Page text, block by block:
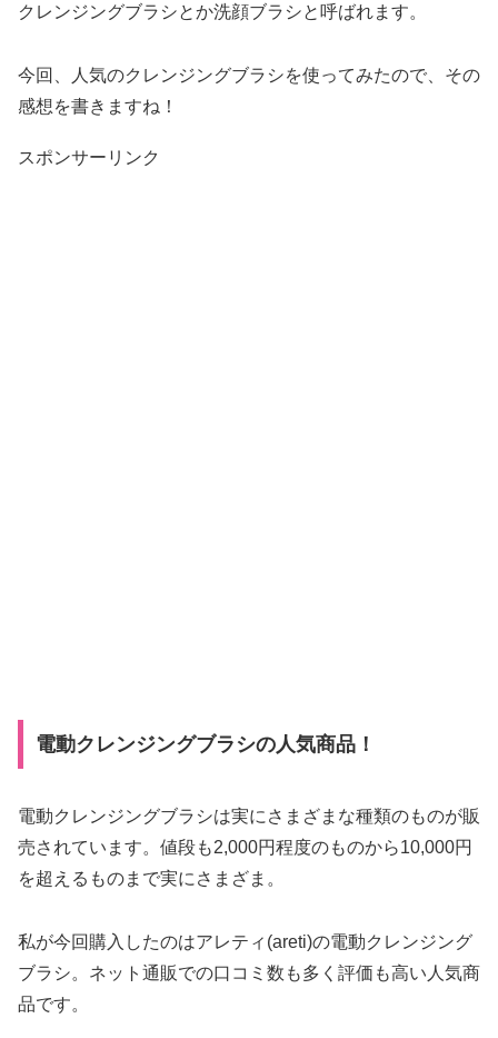
クレンジングブラシとか洗顔ブラシと呼ばれます。
今回、人気のクレンジングブラシを使ってみたので、その
感想を書きますね！
スポンサーリンク
電動クレンジングブラシの人気商品！
電動クレンジングブラシは実にさまざまな種類のものが販
売されています。値段も2,000円程度のものから10,000円
を超えるものまで実にさまざま。
私が今回購入したのはアレティ(areti)の電動クレンジング
ブラシ。ネット通販での口コミ数も多く評価も高い人気商
品です。